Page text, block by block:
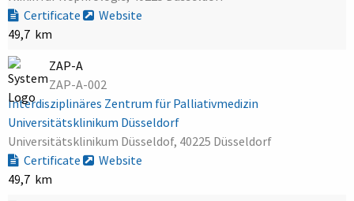
Certificate
Website
49,7 km
ZAP-A
ZAP-A-002
Interdisziplinäres Zentrum für Palliativmedizin
Universitätsklinikum Düsseldorf
Universitätsklinikum Düsseldof, 40225 Düsseldorf
Certificate
Website
49,7 km